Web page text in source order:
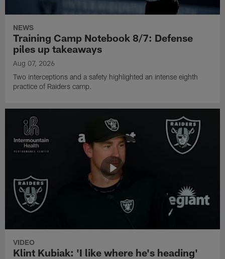
NEWS
Training Camp Notebook 8/7: Defense
piles up takeaways
Aug 07, 2026
Two interceptions and a safety highlighted an intense eighth
practice of Raiders camp.
VIDEO
Klint Kubiak: 'I like where he's heading'